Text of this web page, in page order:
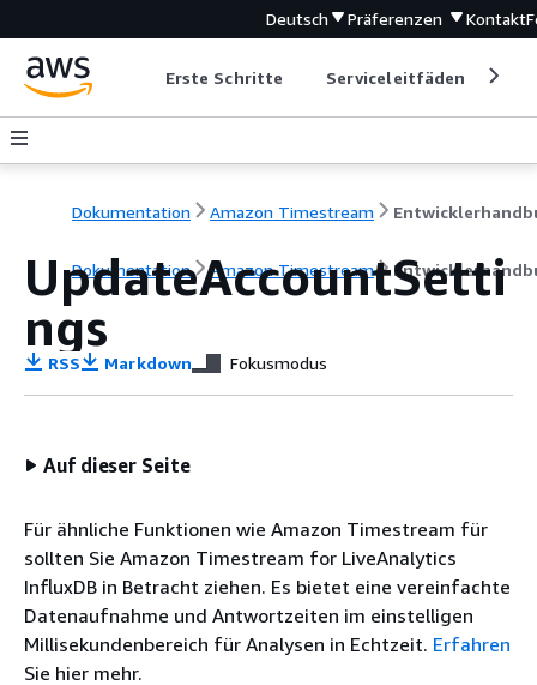
Deutsch Präferenzen Kontakt
Erste Schritte Serviceleitfäden
Dokumentation Amazon Timestream
Dokumentation Amazon Timestream
UpdateAccountSetti
ngs
RSS Markdown Fokusmodus
Auf dieser Seite
Für ähnliche Funktionen wie Amazon Timestream für
sollten Sie Amazon Timestream for LiveAnalytics
InfluxDB in Betracht ziehen. Es bietet eine vereinfachte
Datenaufnahme und Antwortzeiten im einstelligen
Millisekundenbereich für Analysen in Echtzeit. Erfahren
Sie hier mehr.